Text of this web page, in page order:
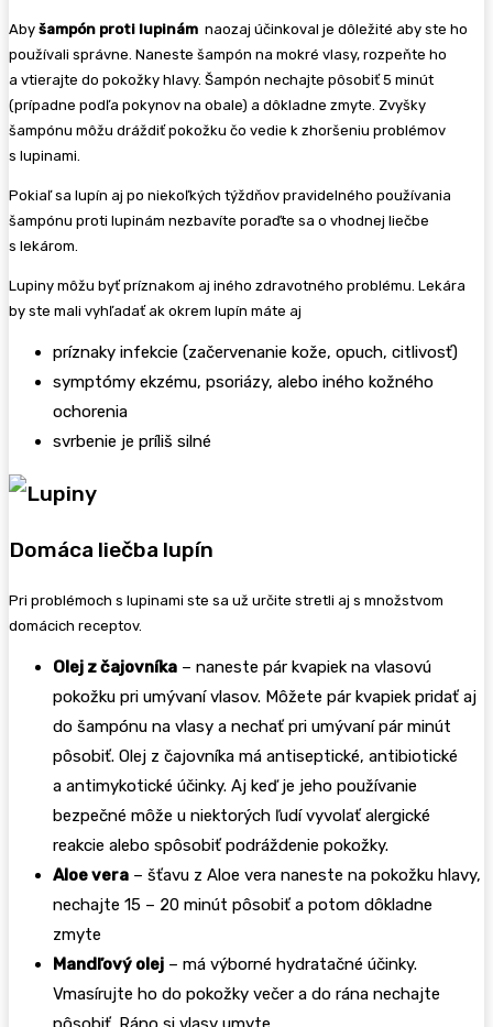
Aby šampón proti lupinám naozaj účinkoval je dôležité aby ste ho
používali správne. Naneste šampón na mokré vlasy, rozpeňte ho
a vtierajte do pokožky hlavy. Šampón nechajte pôsobiť 5 minút
(prípadne podľa pokynov na obale) a dôkladne zmyte. Zvyšky
šampónu môžu dráždiť pokožku čo vedie k zhoršeniu problémov
s lupinami.
Pokiaľ sa lupín aj po niekoľkých týždňov pravidelného používania
šampónu proti lupinám nezbavíte poraďte sa o vhodnej liečbe
s lekárom.
Lupiny môžu byť príznakom aj iného zdravotného problému. Lekára
by ste mali vyhľadať ak okrem lupín máte aj
príznaky infekcie (začervenanie kože, opuch, citlivosť)
symptómy ekzému, psoriázy, alebo iného kožného
ochorenia
svrbenie je príliš silné
Domáca liečba lupín
Pri problémoch s lupinami ste sa už určite stretli aj s množstvom
domácich receptov.
Olej z čajovníka – naneste pár kvapiek na vlasovú
pokožku pri umývaní vlasov. Môžete pár kvapiek pridať aj
do šampónu na vlasy a nechať pri umývaní pár minút
pôsobiť. Olej z čajovníka má antiseptické, antibiotické
a antimykotické účinky. Aj keď je jeho používanie
bezpečné môže u niektorých ľudí vyvolať alergické
reakcie alebo spôsobiť podráždenie pokožky.
Aloe vera – šťavu z Aloe vera naneste na pokožku hlavy,
nechajte 15 – 20 minút pôsobiť a potom dôkladne
zmyte
Mandľový olej – má výborné hydratačné účinky.
Vmasírujte ho do pokožky večer a do rána nechajte